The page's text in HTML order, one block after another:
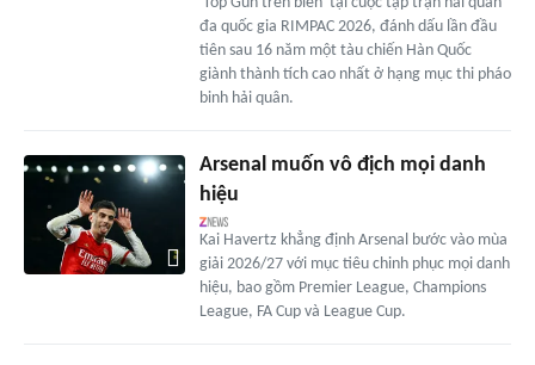
đa quốc gia RIMPAC 2026, đánh dấu lần đầu
tiên sau 16 năm một tàu chiến Hàn Quốc
giành thành tích cao nhất ở hạng mục thi pháo
binh hải quân.
Arsenal muốn vô địch mọi danh
hiệu
Kai Havertz khẳng định Arsenal bước vào mùa
giải 2026/27 với mục tiêu chinh phục mọi danh
hiệu, bao gồm Premier League, Champions
League, FA Cup và League Cup.